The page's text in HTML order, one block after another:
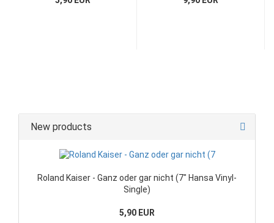
New products
Roland Kaiser - Ganz oder gar nicht (7" Hansa Vinyl-
Single)
5,90 EUR